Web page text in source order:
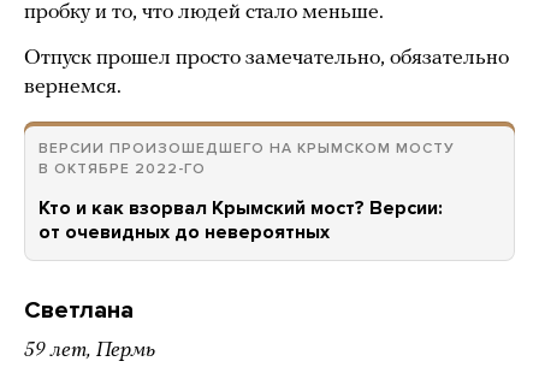
пробку и то, что людей стало меньше.
Отпуск прошел просто замечательно, обязательно
вернемся.
ВЕРСИИ ПРОИЗОШЕДШЕГО НА КРЫМСКОМ МОСТУ
В ОКТЯБРЕ 2022-ГО
Кто и как взорвал Крымский мост? Версии:
от очевидных до невероятных
Светлана
59 лет, Пермь